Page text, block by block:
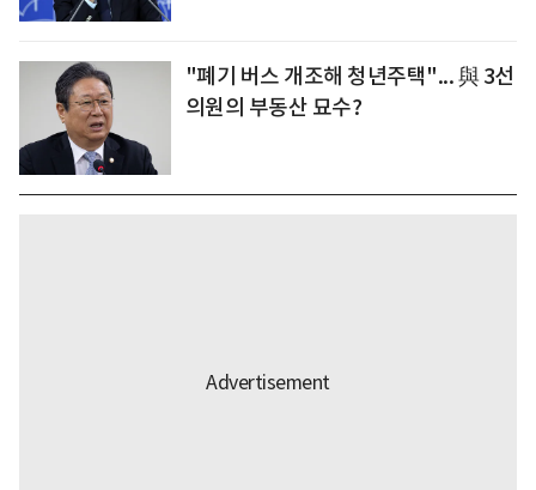
"폐기 버스 개조해 청년주택"... 與 3선
의원의 부동산 묘수?